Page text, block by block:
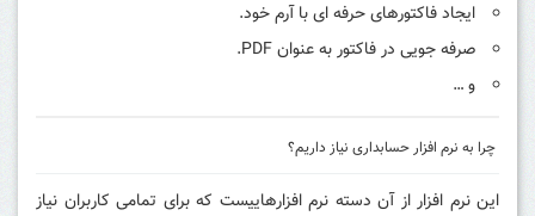
ایجاد فاکتورهای حرفه ای با آرم خود.
صرفه جویی در فاکتور به عنوان PDF.
و …
چرا به نرم افزار حسابداری نیاز داریم؟
این نرم افزار از آن دسته نرم افزارهاییست که برای تمامی کاربران نیاز